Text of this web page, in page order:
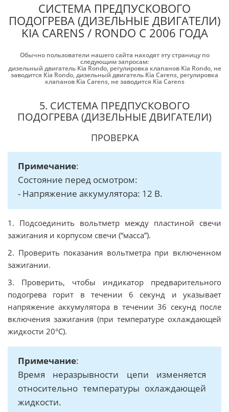
СИСТЕМА ПРЕДПУСКОВОГО
ПОДОГРЕВА (ДИЗЕЛЬНЫЕ ДВИГАТЕЛИ)
KIA CARENS / RONDO С 2006 ГОДА
Обычно пользователи нашего сайта находят эту страницу по
следующим запросам:
дизельный двигатель Kia Rondo, регулировка клапанов Kia Rondo, не
заводится Kia Rondo,дизельный двигатель Kia Carens, регулировка
клапанов Kia Carens, не заводится Kia Carens
5. СИСТЕМА ПРЕДПУСКОВОГО
ПОДОГРЕВА (ДИЗЕЛЬНЫЕ ДВИГАТЕЛИ)
ПРОВЕРКА
Примечание:
Состояние перед осмотром:
- Напряжение аккумулятора: 12 В.
1. Подсоединить вольтметр между пластиной свечи
зажигания и корпусом свечи (“масса”).
2. Проверить показания вольтметра при включенном
зажигании.
3. Проверить, чтобы индикатор предварительного
подогрева горит в течении 6 секунд и указывает
напряжение аккумулятора в течении 36 секунд после
включения зажигания (при температуре охлаждающей
жидкости 20°C).
Примечание:
Время неразрывности цепи изменяется
относительно температуры охлаждающей
жидкости.